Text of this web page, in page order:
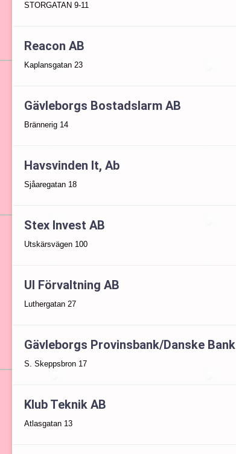
STORGATAN 9-11
Reacon AB
Kaplansgatan 23
Gävleborgs Bostadslarm AB
Brännerig 14
Havsvinden It, Ab
Sjåaregatan 18
Stex Invest AB
Utskärsvägen 100
Ul Förvaltning AB
Luthergatan 27
Gävleborgs Provinsbank/Danske Bank
S. Skeppsbron 17
Klub Teknik AB
Atlasgatan 13